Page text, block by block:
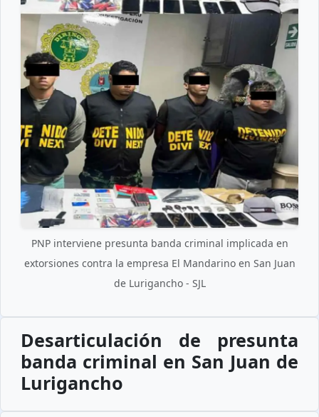
PNP interviene presunta banda criminal implicada en
extorsiones contra la empresa El Mandarino en San Juan
de Lurigancho - SJL
Desarticulación de presunta
banda criminal en San Juan de
Lurigancho